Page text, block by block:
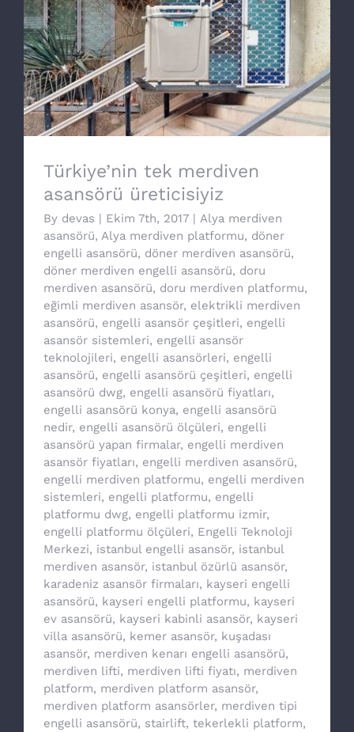
Türkiye’nin tek merdiven asansörü
üreticisiyiz
Türkiye’nin tek merdiven
asansörü üreticisiyiz
By devas | Ekim 7th, 2017 | Alya merdiven
asansörü, Alya merdiven platformu, döner
engelli asansörü, döner merdiven asansörü,
döner merdiven engelli asansörü, doru
merdiven asansörü, doru merdiven platformu,
eğimli merdiven asansör, elektrikli merdiven
asansörü, engelli asansör çeşitleri, engelli
asansör sistemleri, engelli asansör
teknolojileri, engelli asansörleri, engelli
asansörü, engelli asansörü çeşitleri, engelli
asansörü dwg, engelli asansörü fiyatları,
engelli asansörü konya, engelli asansörü
nedir, engelli asansörü ölçüleri, engelli
asansörü yapan firmalar, engelli merdiven
asansör fiyatları, engelli merdiven asansörü,
engelli merdiven platformu, engelli merdiven
sistemleri, engelli platformu, engelli
platformu dwg, engelli platformu izmir,
engelli platformu ölçüleri, Engelli Teknoloji
Merkezi, istanbul engelli asansör, istanbul
merdiven asansör, istanbul özürlü asansör,
karadeniz asansör firmaları, kayseri engelli
asansörü, kayseri engelli platformu, kayseri
ev asansörü, kayseri kabinli asansör, kayseri
villa asansörü, kemer asansör, kuşadası
asansör, merdiven kenarı engelli asansörü,
merdiven lifti, merdiven lifti fiyatı, merdiven
platform, merdiven platform asansör,
merdiven platform asansörler, merdiven tipi
engelli asansörü, stairlift, tekerlekli platform,